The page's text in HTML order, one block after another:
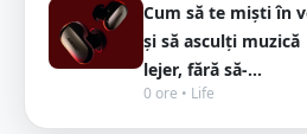
Cum să te miști în
și să asculți muzică
lejer, fără să-...
0 ore • Life